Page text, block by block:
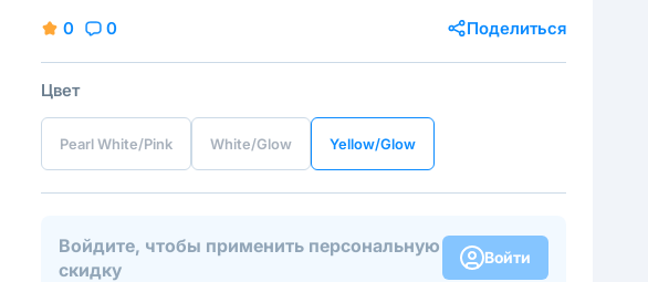
0 0 Поделиться
Цвет
Pearl White/Pink White/Glow Yellow/Glow
Войдите, чтобы применить персональную
скидку
Войти